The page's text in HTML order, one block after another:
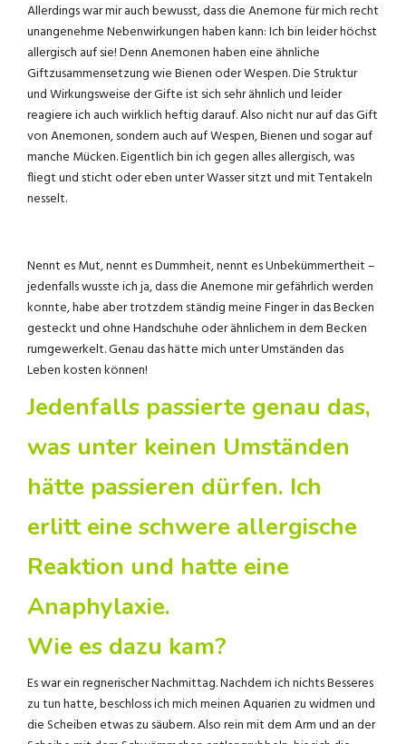
Allerdings war mir auch bewusst, dass die Anemone für mich recht
unangenehme Nebenwirkungen haben kann: Ich bin leider höchst
allergisch auf sie! Denn Anemonen haben eine ähnliche
Giftzusammensetzung wie Bienen oder Wespen. Die Struktur
und Wirkungsweise der Gifte ist sich sehr ähnlich und leider
reagiere ich auch wirklich heftig darauf. Also nicht nur auf das Gift
von Anemonen, sondern auch auf Wespen, Bienen und sogar auf
manche Mücken. Eigentlich bin ich gegen alles allergisch, was
fliegt und sticht oder eben unter Wasser sitzt und mit Tentakeln
nesselt.
Nennt es Mut, nennt es Dummheit, nennt es Unbekümmertheit –
jedenfalls wusste ich ja, dass die Anemone mir gefährlich werden
konnte, habe aber trotzdem ständig meine Finger in das Becken
gesteckt und ohne Handschuhe oder ähnlichem in dem Becken
rumgewerkelt. Genau das hätte mich unter Umständen das
Leben kosten können!
Jedenfalls passierte genau das,
was unter keinen Umständen
hätte passieren dürfen. Ich
erlitt eine schwere allergische
Reaktion und hatte eine
Anaphylaxie.
Wie es dazu kam?
Es war ein regnerischer Nachmittag. Nachdem ich nichts Besseres
zu tun hatte, beschloss ich mich meinen Aquarien zu widmen und
die Scheiben etwas zu säubern. Also rein mit dem Arm und an der